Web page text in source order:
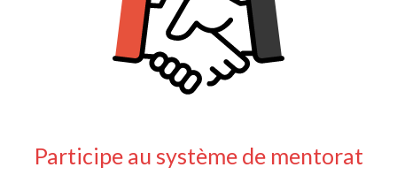
Participe au système de mentorat